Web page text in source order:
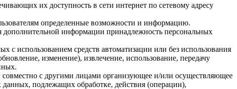
их доступность в сети интернет по сетевому адресу
определенные возможности и информацию.
дополнительной информации принадлежность персональных
использованием средств автоматизации или без использования
изменение), извлечение, использование, передачу
с другими лицами организующее и/или осуществляющее
подлежащих обработке, действия (операции),